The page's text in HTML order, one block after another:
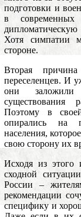
подготовки и
в
Хотя симпатии
стороне.
Вторая
переселенцев. И
они заложили
существования
Поэтому в
опирались на
населения,
свою сторону их
Исходя из этого
сходной
России –
рекомендации
специфику и